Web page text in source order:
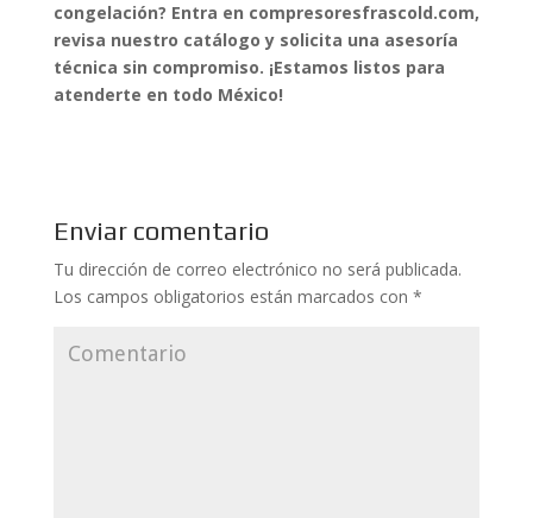
congelación? Entra en compresoresfrascold.com,
revisa nuestro catálogo y solicita una asesoría
técnica sin compromiso. ¡Estamos listos para
atenderte en todo México!
Enviar comentario
Tu dirección de correo electrónico no será publicada.
Los campos obligatorios están marcados con *